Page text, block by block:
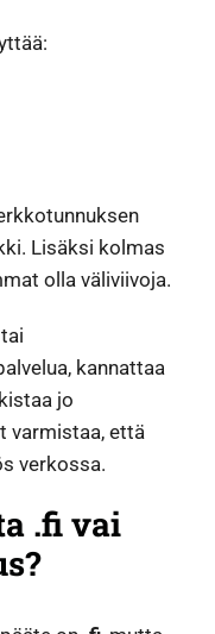
Lisäksi kolmas
olla väliviivoja.
kannattaa
jo
varmistaa, että
verkossa.
.fi vai